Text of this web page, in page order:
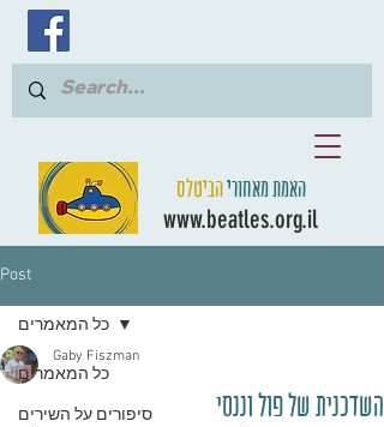
האמת מאחוריהביטלס
www.beatles.org.il
Post
כל המאמרים
סיפורים על השירים
כל המאמרים
השדכנית של פול וננסי
Gaby Fiszman